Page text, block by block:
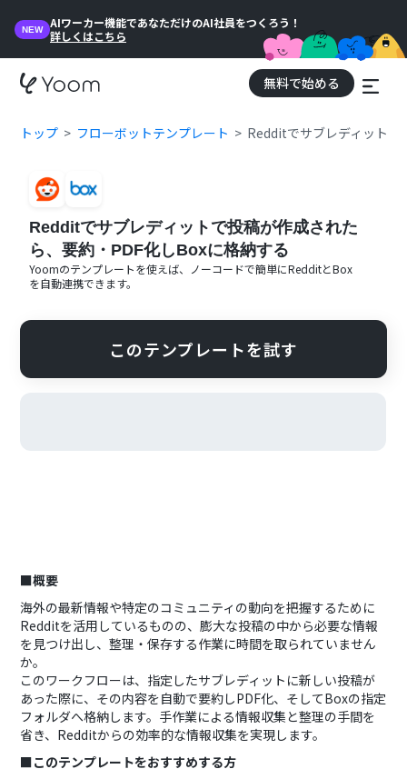
NEW
AIワーカー機能であなただけのAI社員をつくろう！
詳しくはこちら
無料で始める
トップ フローボットテンプレート Redditでサブレディットで
Redditでサブレディットで投稿が作成された
ら、要約・PDF化しBoxに格納する
Yoomのテンプレートを使えば、ノーコードで簡単にRedditとBox
を自動連携できます。
このテンプレートを試す
■概要
海外の最新情報や特定のコミュニティの動向を把握するために
Redditを活用しているものの、膨大な投稿の中から必要な情報
を見つけ出し、整理・保存する作業に時間を取られていません
か。
このワークフローは、指定したサブレディットに新しい投稿が
あった際に、その内容を自動で要約しPDF化、そしてBoxの指定
フォルダへ格納します。手作業による情報収集と整理の手間を
省き、Redditからの効率的な情報収集を実現します。
■このテンプレートをおすすめする方